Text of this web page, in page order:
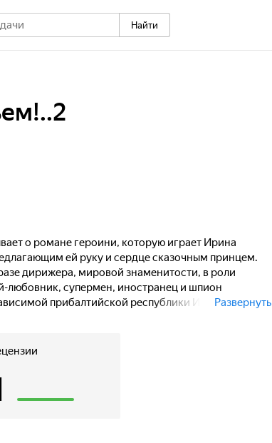
Найти
о романе героини, которую играет Ирина
ей руку и сердце сказочным принцем.
дирижера, мировой знаменитости, в роли
любовник, супермен, иностранец и шпион
прибалтийской республики ИварРазвернуть